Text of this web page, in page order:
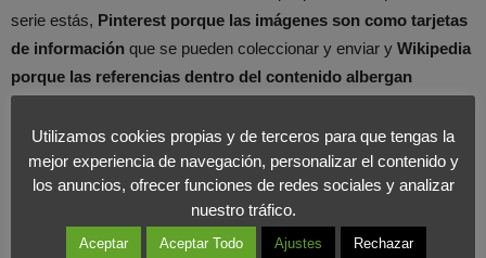
serie estás, Pinterest porque las imágenes son como tarjetas
de información que se pueden coleccionar y enviar y Wikipedia
porque las referencias dentro del contenido albergan
una de las fuentes de Dive», señala su CEO.
«Dive es una mezcla entre Shazam,
Pinterest y Wikipedia»
Utilizamos cookies propias y de terceros para que tengas la
mejor experiencia de navegación, personalizar el contenido y
los anuncios, ofrecer funciones de redes sociales y analizar
nuestro tráfico.
Aceptar Aceptar Todo Ajustes Rechazar